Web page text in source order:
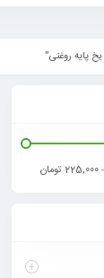
پایه روغنی”
225,000 تومان